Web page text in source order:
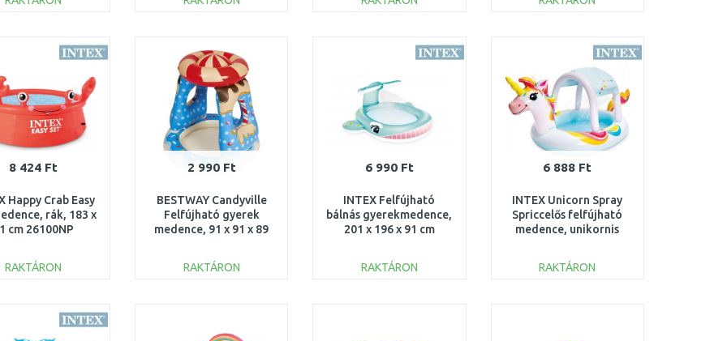
Összehasonlítás Összehasonlítás Összehasonlítás Összehasonlítás
8 424 Ft
Happy Crab Easy
rák, 183 x
cm 26100NP
RAKTÁRON
Összehasonlítás
2 990 Ft
BESTWAY Candyville
Felfújható gyerek
medence, 91 x 91 x 89
RAKTÁRON
6 990 Ft
INTEX Felfújható
bálnás gyerekmedence,
201 x 196 x 91 cm
RAKTÁRON
6 888 Ft
INTEX Unicorn Spray
Spriccelős felfújható
medence, unikornis
RAKTÁRON